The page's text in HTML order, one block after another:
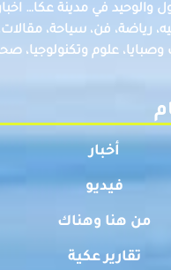
والوحيد في مدينة عكا…
رياضة، فن، سياحة،
علوم وتكنولوجيا،
أخبار
فيديو
من هنا وهناك
تقارير عكية